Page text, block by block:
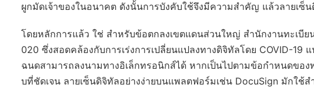
ผูกมัดเจ้าของในอนาคต ดังนั้นการบังคับใช้จึงมีความสำคัญ แล้วลายเซ็
โดยหลักการแล้ว ใช่ สำหรับข้อตกลงเขตแดนส่วนใหญ่ สำนักงานทะเบี
020 ซึ่งสอดคล้องกับการเร่งการเปลี่ยนแปลงทางดิจิทัลโดย COVID-19
ฉนดสามารถลงนามทางอิเล็กทรอนิกส์ได้ หากเป็นไปตามข้อกำหนดขอ
บที่ชัดเจน ลายเซ็นดิจิทัลอย่างง่ายบนแพลตฟอร์มเช่น DocuSign มักใ